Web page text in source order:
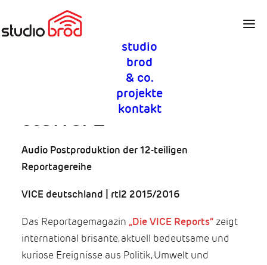
studio
brod
& co.
projekte
kontakt
filmmischung sprachvertonung
die vice-reports –
staffel 2
Audio Postproduktion der 12-teiligen
Reportagereihe
VICE deutschland rtl2 2015/2016
Das Reportagemagazin „Die VICE Reports“ zeigt
international brisante, aktuell bedeutsame und
kuriose Ereignisse aus Politik, Umwelt und